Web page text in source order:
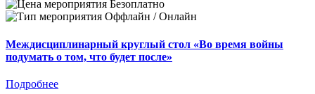
Безоплатно
Оффлайн / Онлайн
Междисциплинарный круглый стол «Во время войны
подумать о том, что будет после»
Подробнее